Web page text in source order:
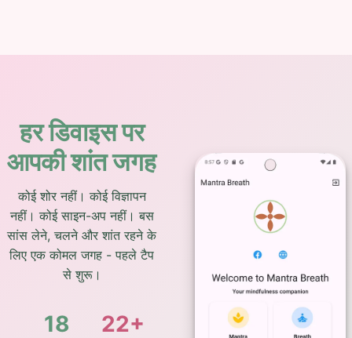
हर डिवाइस पर
आपकी शांत जगह
कोई शोर नहीं। कोई विज्ञापन
नहीं। कोई साइन-अप नहीं। बस
सांस लेने, चलने और शांत रहने के
लिए एक कोमल जगह - पहले टैप
से शुरू।
18 22+